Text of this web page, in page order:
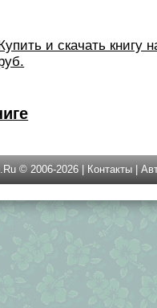
и скачать книгу
© 2006-2026 | Контакты |